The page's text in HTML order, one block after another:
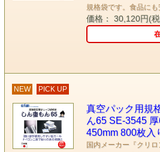
規格袋です。食品にも
価格： 30,120円(
NEW PICK UP
真空パック用規
ん65 SE-3545
450mm 800枚入
国内メーカー『クリ